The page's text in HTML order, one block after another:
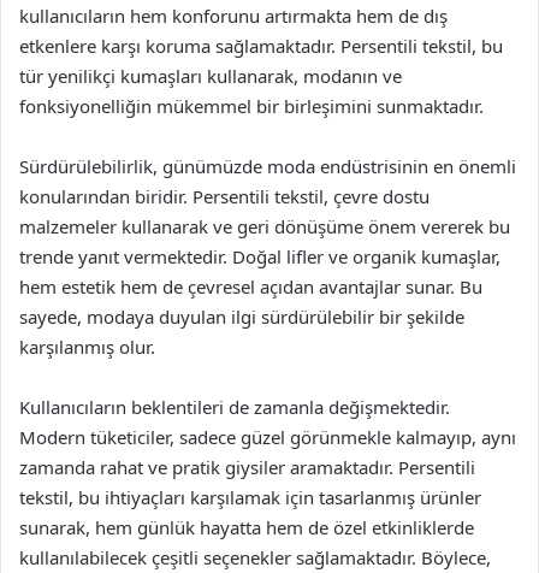
kullanıcıların hem konforunu artırmakta hem de dış
etkenlere karşı koruma sağlamaktadır. Persentili tekstil, bu
tür yenilikçi kumaşları kullanarak, modanın ve
fonksiyonelliğin mükemmel bir birleşimini sunmaktadır.
Sürdürülebilirlik, günümüzde moda endüstrisinin en önemli
konularından biridir. Persentili tekstil, çevre dostu
malzemeler kullanarak ve geri dönüşüme önem vererek bu
trende yanıt vermektedir. Doğal lifler ve organik kumaşlar,
hem estetik hem de çevresel açıdan avantajlar sunar. Bu
sayede, modaya duyulan ilgi sürdürülebilir bir şekilde
karşılanmış olur.
Kullanıcıların beklentileri de zamanla değişmektedir.
Modern tüketiciler, sadece güzel görünmekle kalmayıp, aynı
zamanda rahat ve pratik giysiler aramaktadır. Persentili
tekstil, bu ihtiyaçları karşılamak için tasarlanmış ürünler
sunarak, hem günlük hayatta hem de özel etkinliklerde
kullanılabilecek çeşitli seçenekler sağlamaktadır. Böylece,